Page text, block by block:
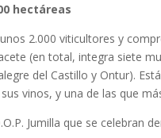
hectáreas
2.000 viticultores y
(en total, integra siete
del Castillo y Ontur).
vinos, y una de las que
Jumilla que se celebran